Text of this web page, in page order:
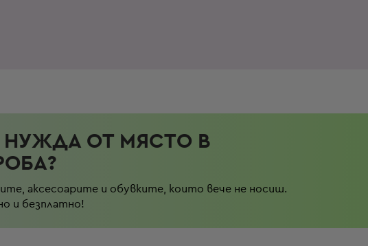
ОТ МЯСТО В
аксесоарите и обувките, които вече не носиш.
и безплатно!